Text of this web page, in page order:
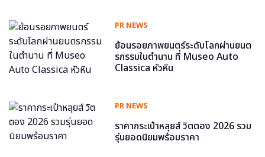
PR NEWS
ย้อนรอยภาพยนตร์ระดับโลกผ่านยนต
รกรรมในตำนาน ที่ Museo Auto
Classica หัวหิน
PR NEWS
ราคากระเป๋าหลุยส์ วิตตอง 2026 รวม
รุ่นยอดนิยมพร้อมราคา